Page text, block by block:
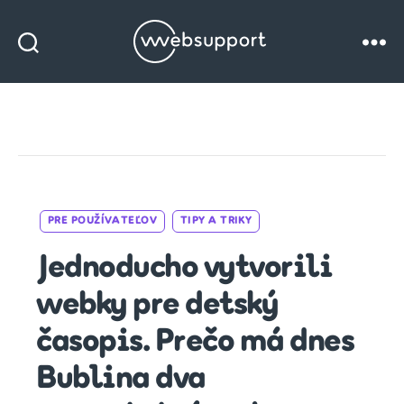
Websupport
Categories
PRE POUŽÍVATEĽOV TIPY A TRIKY
Jednoducho vytvorili
webky pre detský
časopis. Prečo má dnes
Bublina dva